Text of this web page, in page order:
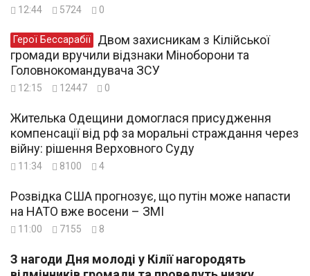
12:44 5724 0
Герої Бессарабії
громади вручили відзнаки Міноборони та
Головнокомандувача ЗСУ
12:15 12447 0
Жителька Одещини домоглася присудження
компенсації від рф за моральні страждання через
війну: рішення Верховного Суду
11:34 8100 4
Розвідка США прогнозує, що путін може напасти
на НАТО вже восени – ЗМІ
11:00 7155 8
З нагоди Дня молоді у Кілії нагородять